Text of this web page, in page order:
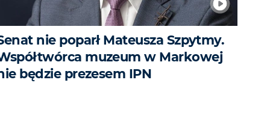
nie poparł Mateusza Szpytmy.
muzeum w Markowej
będzie prezesem IPN